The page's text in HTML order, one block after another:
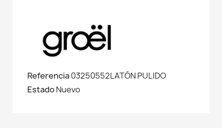
Referencia03250552LATÓN PULIDO
EstadoNuevo